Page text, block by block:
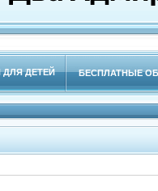
ДЕТЕЙ БЕСПЛАТНЫЕ